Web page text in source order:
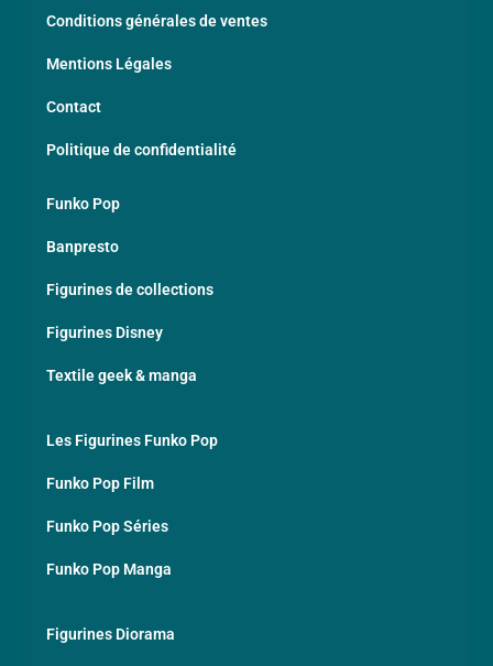
Conditions générales de ventes
Mentions Légales
Contact
Politique de confidentialité
Funko Pop
Banpresto
Figurines de collections
Figurines Disney
Textile geek & manga
Les Figurines Funko Pop
Funko Pop Film
Funko Pop Séries
Funko Pop Manga
Figurines Diorama